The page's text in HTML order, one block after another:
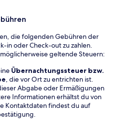
die folgenden Gebühren der
in oder Check-out zu zahlen.
geltende Steuern:
Übernachtungssteuer bzw.
, die vor Ort zu entrichten ist.
Abgabe oder Ermäßigungen
Informationen erhältst du von
Kontaktdaten findest du auf